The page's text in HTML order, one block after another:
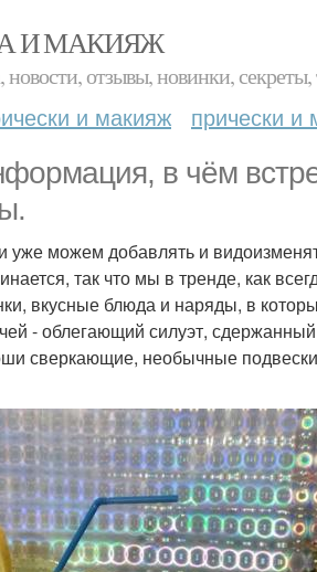
И МАКИЯЖ
отзывы, новинки, секреты,
и макияж прически
в чём
уже можем добавлять и
так что мы в тренде, как
вкусные блюда и наряды, в
- облегающий силуэт,
сверкающие, необычные